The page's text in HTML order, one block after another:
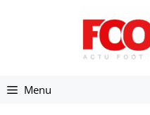
Menu